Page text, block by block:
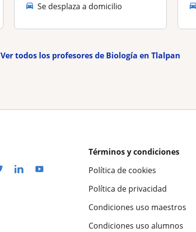
Se desplaza a domicilio
Ver todos los profesores de Biología en Tlalpan
Términos y condiciones
Política de cookies
Política de privacidad
Condiciones uso maestros
Condiciones uso alumnos